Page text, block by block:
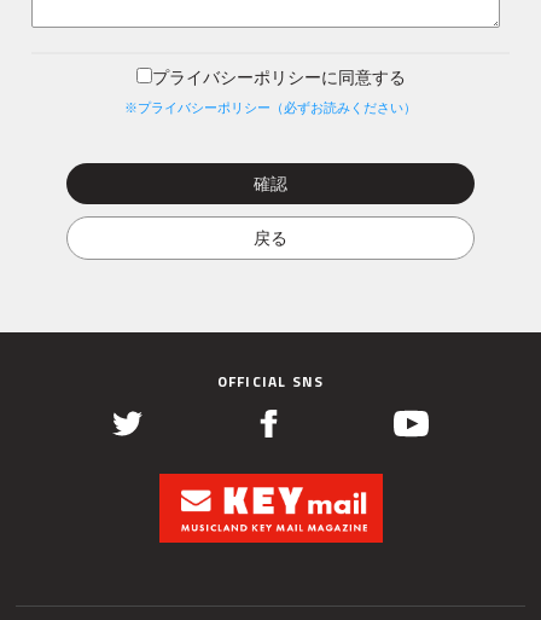
プライバシーポリシーに同意する
※プライバシーポリシー（必ずお読みください）
OFFICIAL SNS